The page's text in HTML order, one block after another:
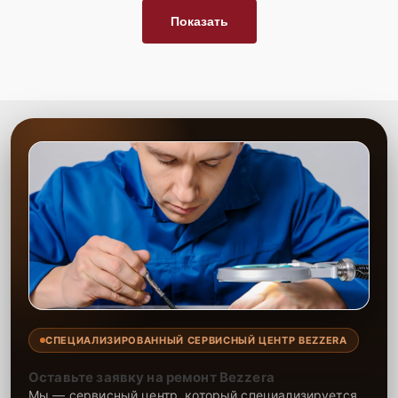
Показать
СПЕЦИАЛИЗИРОВАННЫЙ СЕРВИСНЫЙ ЦЕНТР BEZZERA
Оставьте заявку на ремонт Bezzera
Мы — сервисный центр, который специализируется